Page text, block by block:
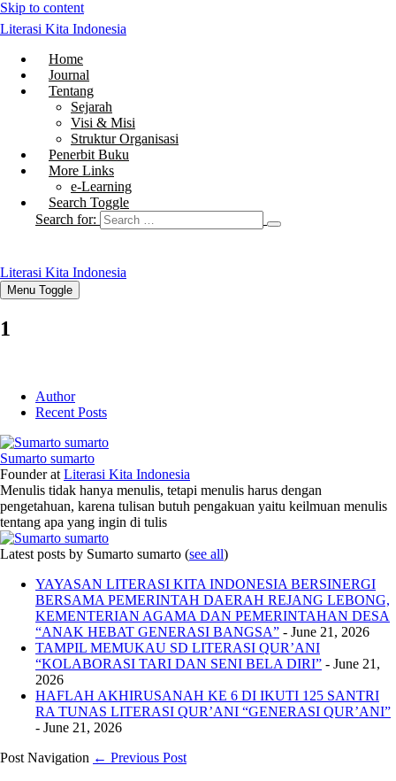
Skip to content
Literasi Kita Indonesia
Home
Journal
Tentang
Sejarah
Visi & Misi
Struktur Organisasi
Penerbit Buku
More Links
e-Learning
Search Toggle
Search for:
Literasi Kita Indonesia
Menu Toggle
1
Author
Recent Posts
Sumarto sumarto
Founderat Literasi Kita Indonesia
Menulis tidak hanya menulis, tetapi menulis harus dengan
pengetahuan, karena tulisan butuh pengakuan yaitu keilmuan menulis
tentang apa yang ingin di tulis
Latest posts by Sumarto sumarto (see all)
YAYASAN LITERASI KITA INDONESIA BERSINERGI
BERSAMA PEMERINTAH DAERAH REJANG LEBONG,
KEMENTERIAN AGAMA DAN PEMERINTAHAN DESA
“ANAK HEBAT GENERASI BANGSA” - June 21, 2026
TAMPIL MEMUKAU SD LITERASI QUR’ANI
“KOLABORASI TARI DAN SENI BELA DIRI” - June 21,
2026
HAFLAH AKHIRUSANAH KE 6 DI IKUTI 125 SANTRI
RA TUNAS LITERASI QUR’ANI “GENERASI QUR’ANI”
- June 21, 2026
Post Navigation ← Previous Post